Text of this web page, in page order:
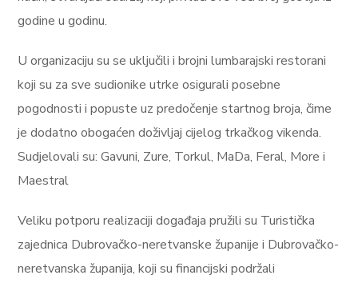
godine u godinu.
U organizaciju su se uključili i brojni lumbarajski restorani
koji su za sve sudionike utrke osigurali posebne
pogodnosti i popuste uz predočenje startnog broja, čime
je dodatno obogaćen doživljaj cijelog trkačkog vikenda.
Sudjelovali su: Gavuni, Zure, Torkul, MaDa, Feral, More i
Maestral
Veliku potporu realizaciji događaja pružili su Turistička
zajednica Dubrovačko-neretvanske županije i Dubrovačko-
neretvanska županija, koji su financijski podržali